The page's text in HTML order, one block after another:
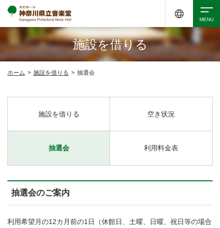
・ 館内サービス・アクセシビリティ
・ フロアマップ
施設を借りる
検索
施設を借りる
ホーム > 施設を借りる > 抽選会
施設を借りる 空き状況
抽選会 利用料金表
抽選会のご案内
利用希望月の12カ月前の1日（休館日、土曜、日曜、祝日等の場合